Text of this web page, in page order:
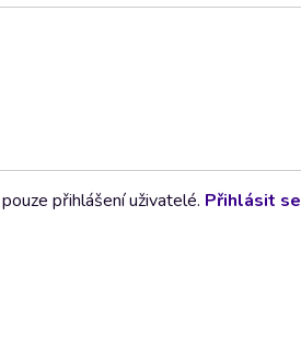
přihlášení uživatelé. Přihlásit se